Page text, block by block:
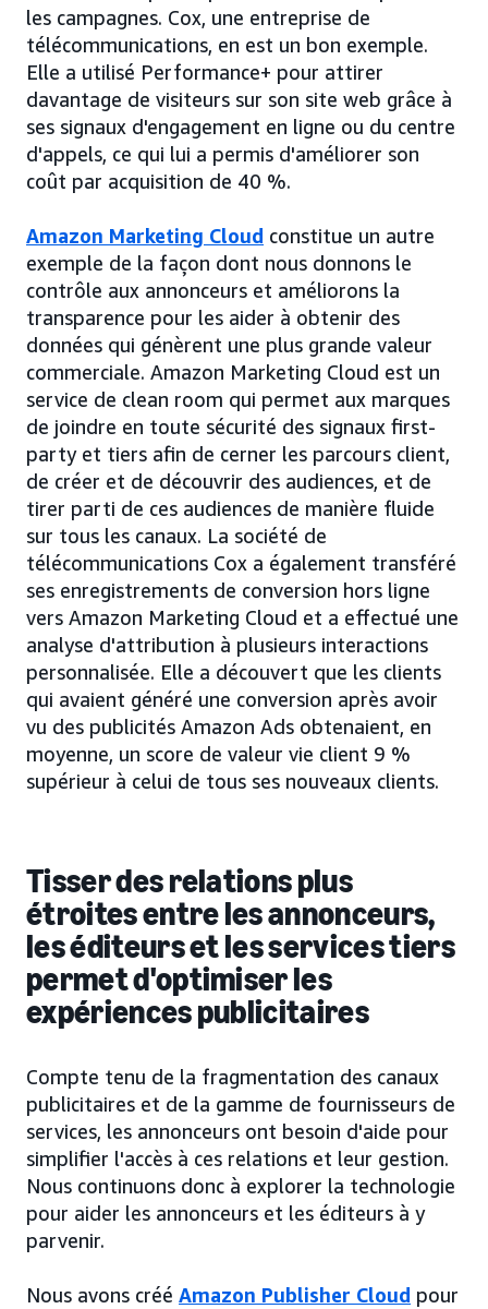
les campagnes. Cox, une entreprise de
télécommunications, en est un bon exemple.
Elle a utilisé Performance+ pour attirer
davantage de visiteurs sur son site web grâce à
ses signaux d'engagement en ligne ou du centre
d'appels, ce qui lui a permis d'améliorer son
coût par acquisition de 40 %.
Amazon Marketing Cloud constitue un autre
exemple de la façon dont nous donnons le
contrôle aux annonceurs et améliorons la
transparence pour les aider à obtenir des
données qui génèrent une plus grande valeur
commerciale. Amazon Marketing Cloud est un
service de clean room qui permet aux marques
de joindre en toute sécurité des signaux first-
party et tiers afin de cerner les parcours client,
de créer et de découvrir des audiences, et de
tirer parti de ces audiences de manière fluide
sur tous les canaux. La société de
télécommunications Cox a également transféré
ses enregistrements de conversion hors ligne
vers Amazon Marketing Cloud et a effectué une
analyse d'attribution à plusieurs interactions
personnalisée. Elle a découvert que les clients
qui avaient généré une conversion après avoir
vu des publicités Amazon Ads obtenaient, en
moyenne, un score de valeur vie client 9 %
supérieur à celui de tous ses nouveaux clients.
Tisser des relations plus
étroites entre les annonceurs,
les éditeurs et les services tiers
permet d'optimiser les
expériences publicitaires
Compte tenu de la fragmentation des canaux
publicitaires et de la gamme de fournisseurs de
services, les annonceurs ont besoin d'aide pour
simplifier l'accès à ces relations et leur gestion.
Nous continuons donc à explorer la technologie
pour aider les annonceurs et les éditeurs à y
parvenir.
Nous avons créé Amazon Publisher Cloud pour